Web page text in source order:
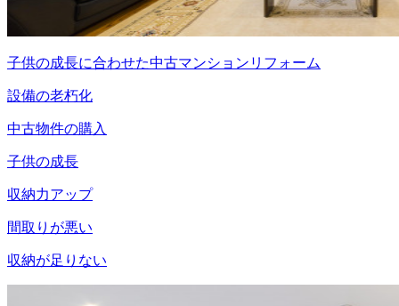
子供の成長に合わせた中古マンションリフォーム
設備の老朽化
中古物件の購入
子供の成長
収納力アップ
間取りが悪い
収納が足りない